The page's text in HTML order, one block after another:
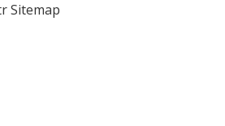
Sitemap